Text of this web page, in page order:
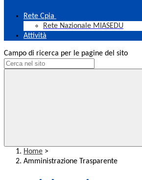
Rete Cpia
Rete Nazionale MIASEDU
Attività
Campo di ricerca per le pagine del sito
Home >
Amministrazione Trasparente